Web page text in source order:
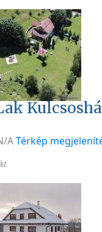
ATérkép